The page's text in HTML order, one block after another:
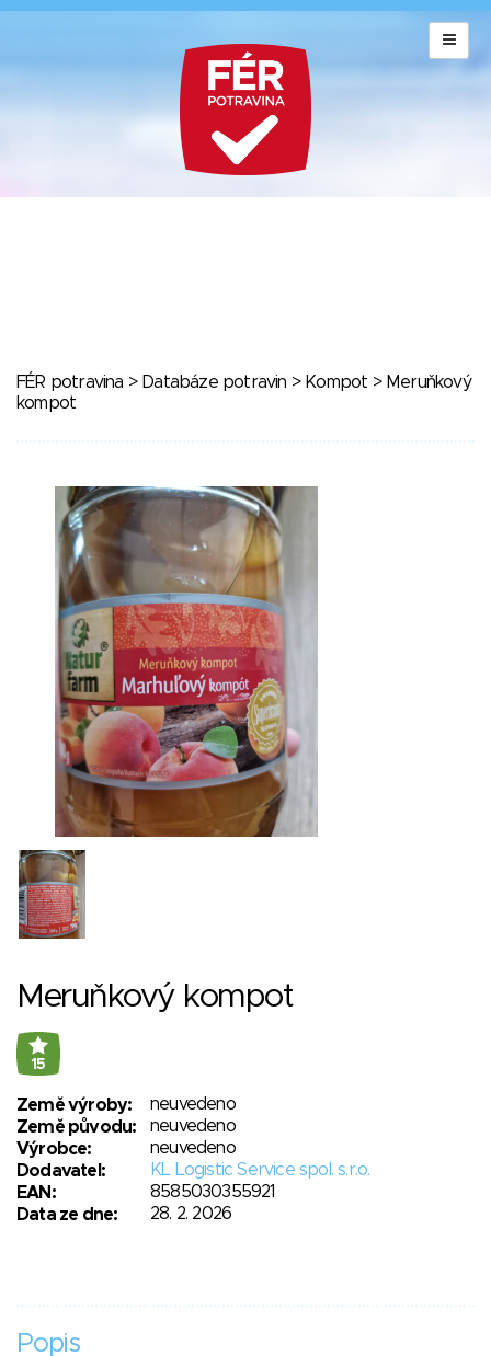
FÉR potravina > Databáze potravin > Kompot > Meruňkový
kompot
Meruňkový kompot
15
Země výroby:
neuvedeno
Země původu:
neuvedeno
Výrobce:
neuvedeno
Dodavatel:
KL Logistic Service spol. s.r.o.
EAN:
8585030355921
Data ze dne:
28. 2. 2026
Popis